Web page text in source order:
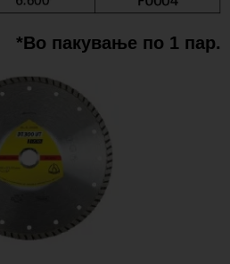
*Во пакување по 1 пар.